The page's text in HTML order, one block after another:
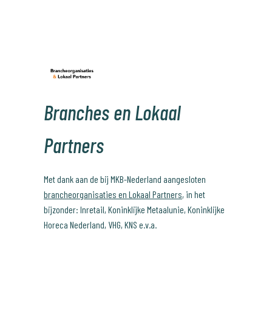
Branches en Lokaal
Partners
Met dank aan de bij MKB-Nederland aangesloten
brancheorganisaties en Lokaal Partners, in het
bijzonder: Inretail, Koninklijke Metaalunie, Koninklijke
Horeca Nederland, VHG, KNS e.v.a.